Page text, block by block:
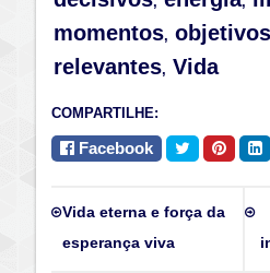
momentos, objetivos
relevantes, Vida
COMPARTILHE:
Facebook
Vida eterna e força da
esperança viva